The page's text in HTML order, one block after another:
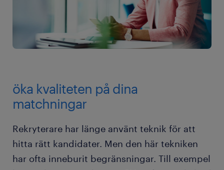
öka kvaliteten på dina
matchningar
Rekryterare har länge använt teknik för att
hitta rätt kandidater. Men den här tekniken
har ofta inneburit begränsningar. Till exempel